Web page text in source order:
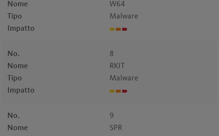
Nome
W64
Tipo
Malware
Impatto
No.
8
Nome
RKIT
Tipo
Malware
Impatto
No.
9
Nome
SPR